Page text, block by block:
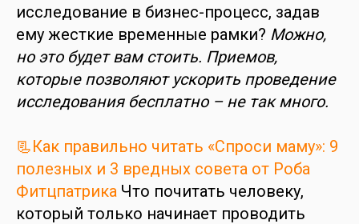
исследование в бизнес-процесс, задав
ему жесткие временные рамки? Можно,
но это будет вам стоить. Приемов,
которые позволяют ускорить проведение
исследования бесплатно – не так много.
📃Как правильно читать «Спроси маму»: 9
полезных и 3 вредных совета от Роба
Фитцпатрика Что почитать человеку,
который только начинает проводить